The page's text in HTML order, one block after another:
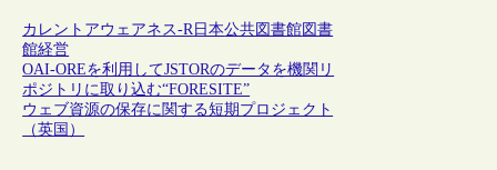
カレントアウェアネス-R日本公共図書館図書
館経営
OAI-OREを利用してJSTORのデータを機関リ
ポジトリに取り込む“FORESITE”
ウェブ資源の保存に関する短期プロジェクト
（英国）